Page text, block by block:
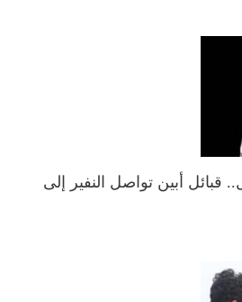
قبائل أبين تواصل النفير إلى